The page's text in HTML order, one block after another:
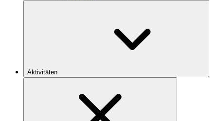
Aktivitäten